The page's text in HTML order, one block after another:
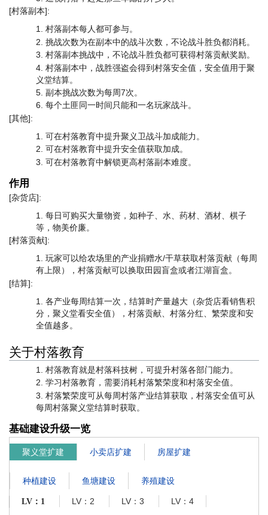
[村落副本]:
村落副本每人都可参与。
挑战次数为在副本中的战斗次数，不论战斗胜负都消耗。
村落副本挑战中，不论战斗胜负都可获得村落贡献奖励。
村落副本中，战胜强盗会得到村落安全值，安全值用于聚
义堂结算。
副本挑战次数为每周7次。
每个土匪同一时间只能和一名玩家战斗。
[其他]:
可在村落教育中提升聚义卫战斗加成能力。
可在村落教育中提升安全值获取加成。
可在村落教育中解锁更高村落副本难度。
作用
[杂货店]:
每日可购买大量物资，如种子、水、药材、酒材、棋子
等，物美价廉。
[村落贡献]:
玩家可以给农场里的产业捐赠水/干草获取村落贡献（每周
有上限），村落贡献可以换取田园盲盒或者江湖盲盒。
[结算]:
各产业每周结算一次，结算时产量越大（杂货店看销售积
分，聚义堂看安全值），村落贡献、村落分红、繁荣度和安
全值越多。
关于村落教育
村落教育就是村落科技树，可提升村落各部门能力。
学习村落教育，需要消耗村落繁荣度和村落安全值。
村落繁荣度可从每周村落产业结算获取，村落安全值可从
每周村落聚义堂结算时获取。
基础建设升级一览
聚义堂扩建 小卖店扩建 房屋扩建
种植建设 鱼塘建设 养殖建设
LV：1 LV：2 LV：3 LV：4